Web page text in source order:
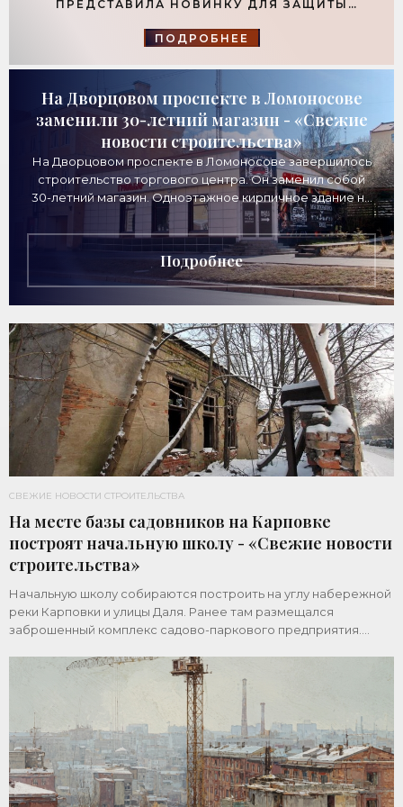
ПРЕДСТАВИЛА НОВИНКУ ДЛЯ ЗАЩИТЫ
СТРОИТЕЛЬСТВА»
ПОДРОБНЕЕ
На Дворцовом проспекте в Ломоносове
заменили 30-летний магазин - «Свежие
новости строительства»
На Дворцовом проспекте в Ломоносове завершилось
строительство торгового центра. Он заменил собой
30-летний магазин. Одноэтажное кирпичное здание на
Дворцовом проспекте, 16а, было построено
Подробнее
СВЕЖИЕ НОВОСТИ СТРОИТЕЛЬСТВА
На месте базы садовников на Карповке
построят начальную школу - «Свежие новости
строительства»
Начальную школу собираются построить на углу набережной
реки Карповки и улицы Даля. Ранее там размещался
заброшенный комплекс садово-паркового предприятия.